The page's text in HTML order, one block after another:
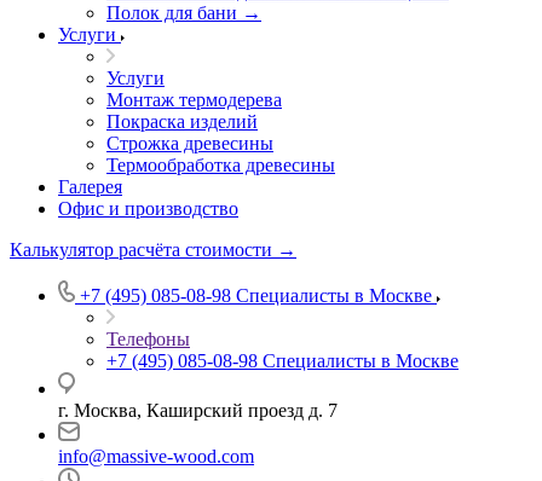
Полок для бани →
Услуги
Услуги
Монтаж термодерева
Покраска изделий
Строжка древесины
Термообработка древесины
Галерея
Офис и производство
Калькулятор расчёта стоимости →
+7 (495) 085-08-98 Специалисты в Москве
Телефоны
+7 (495) 085-08-98 Специалисты в Москве
г. Москва, Каширский проезд д. 7
info@massive-wood.com